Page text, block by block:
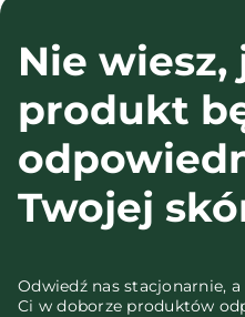
Nie wiesz,
produkt
Twojej
Odwiedź nas stacjonarnie,
Ci w doborze produktów